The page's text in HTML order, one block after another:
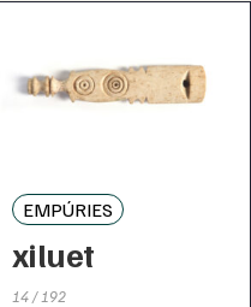
EMPÚRIES
xiluet
14 / 192